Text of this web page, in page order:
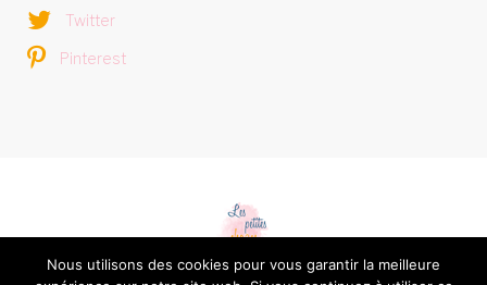
Twitter
Pinterest
Nous utilisons des cookies pour vous garantir la meilleure